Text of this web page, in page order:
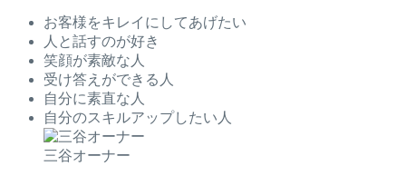
お客様をキレイにしてあげたい
人と話すのが好き
笑顔が素敵な人
受け答えができる人
自分に素直な人
自分のスキルアップしたい人
三谷オーナー